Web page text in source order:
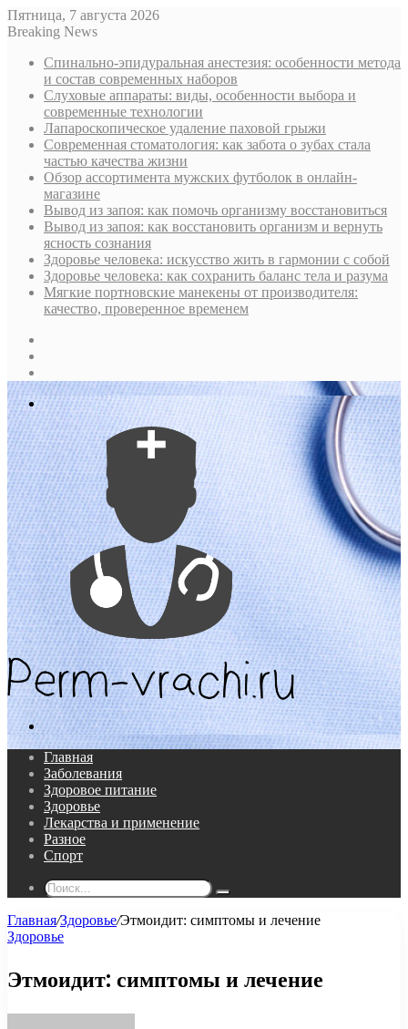
Пятница, 7 августа 2026
Breaking News
Спинально-эпидуральная анестезия: особенности метода
и состав современных наборов
Слуховые аппараты: виды, особенности выбора и
современные технологии
Лапароскопическое удаление паховой грыжи
Современная стоматология: как забота о зубах стала
частью качества жизни
Обзор ассортимента мужских футболок в онлайн-
магазине
Вывод из запоя: как помочь организму восстановиться
Вывод из запоя: как восстановить организм и вернуть
ясность сознания
Здоровье человека: искусство жить в гармонии с собой
Здоровье человека: как сохранить баланс тела и разума
Мягкие портновские манекены от производителя:
качество, проверенное временем
In
Меню
Поиск...
Главная
Заболевания
Здоровое питание
Здоровье
Лекарства и применение
Разное
Спорт
Поиск...
Главная/Здоровье/Этмоидит: симптомы и лечение
Здоровье
Этмоидит: симптомы и лечение